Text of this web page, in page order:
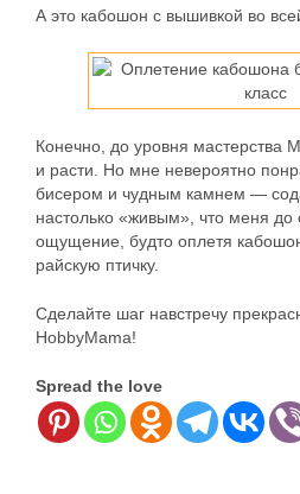
А это кабошон с вышивкой во
Конечно, до уровня мастерства
и расти. Но мне невероятно
бисером и чудным камнем —
настолько «живым», что меня до
ощущение, будто оплетя
райскую птичку.
Сделайте шаг навстречу
HobbyMama!
Spread the love